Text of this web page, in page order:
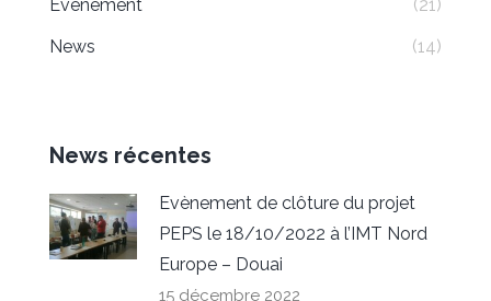
Evénement
(21)
News
(14)
News récentes
Evènement de clôture du projet
PEPS le 18/10/2022 à l’IMT Nord
Europe – Douai
15 décembre 2022